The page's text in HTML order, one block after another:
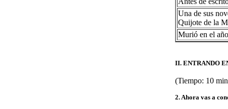
Una de sus
Quijote de la
Murió en el
II. ENTRANDO
(Tiempo: 10
2. Ahora vas a